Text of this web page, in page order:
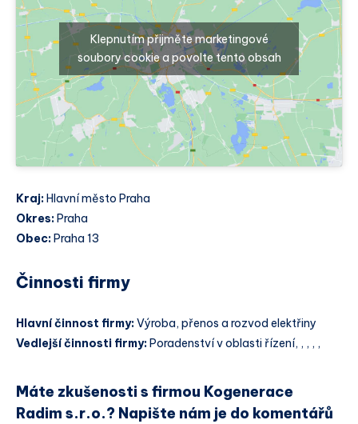
Klepnutím přijměte marketingové
soubory cookie a povolte tento obsah
Kraj: Hlavní město Praha
Okres: Praha
Obec: Praha 13
Činnosti firmy
Hlavní činnost firmy:Výroba, přenos a rozvod elektřiny
Vedlejší činnosti firmy:Poradenství v oblasti řízení, , , , ,
Máte zkušenosti s firmou Kogenerace
Radim s.r.o.? Napište nám je do komentářů